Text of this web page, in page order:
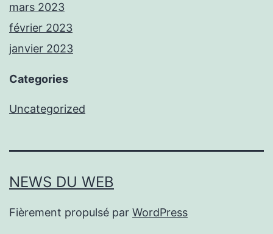
mars 2023
février 2023
janvier 2023
Categories
Uncategorized
NEWS DU WEB
Fièrement propulsé par WordPress